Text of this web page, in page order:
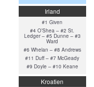
Irland
#1 Given
#4 O’Shea – #2 St.
Ledger – #5 Dunne – #3
Ward
#6 Whelan – #8 Andrews
#11 Duff – #7 McGeady
#9 Doyle – #10 Keane
Kroatien